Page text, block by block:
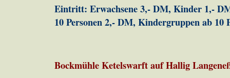
Eintritt: Erwachsene 3,- DM, Kinder 1,-
10 Personen 2,- DM, Kindergruppen ab 10
Bockmühle Ketelswarft auf Hallig